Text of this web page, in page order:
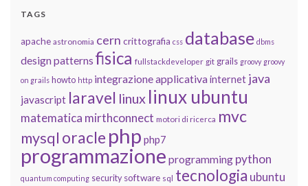
TAGS
apache astronomia cern crittografia css database dbms
design patterns fisica fullstackdeveloper git grails groovy groovy
on grails howto http integrazione applicativainternet java
javascript laravel linux linux ubuntu
matematica mirthconnect motori di ricerca mvc
mysql oracle php php7
programmazione programming python
quantum computing security software sql tecnologia ubuntu